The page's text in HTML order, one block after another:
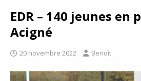
EDR – 140 jeunes en
Acigné
20 novembre 2022 Benoît